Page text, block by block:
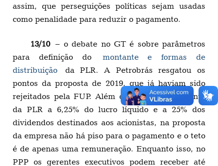
assim, que perseguições políticas sejam usadas
como penalidade para reduzir o pagamento.
13/10– o debate no GT é sobre parâmetros
para definição do montante e formas de
distribuição da PLR. A Petrobrás resgatou os
pontos da proposta de 2019, que já haviam sido
rejeitados pela FUP. Além de limitar o montante
da PLR a 6,25% do lucro líquido e a 25% dos
dividendos destinados aos acionistas, na proposta
da empresa não há piso para o pagamento e o teto
é de apenas uma remuneração. Enquanto isso, no
PPP os gerentes executivos podem receber até